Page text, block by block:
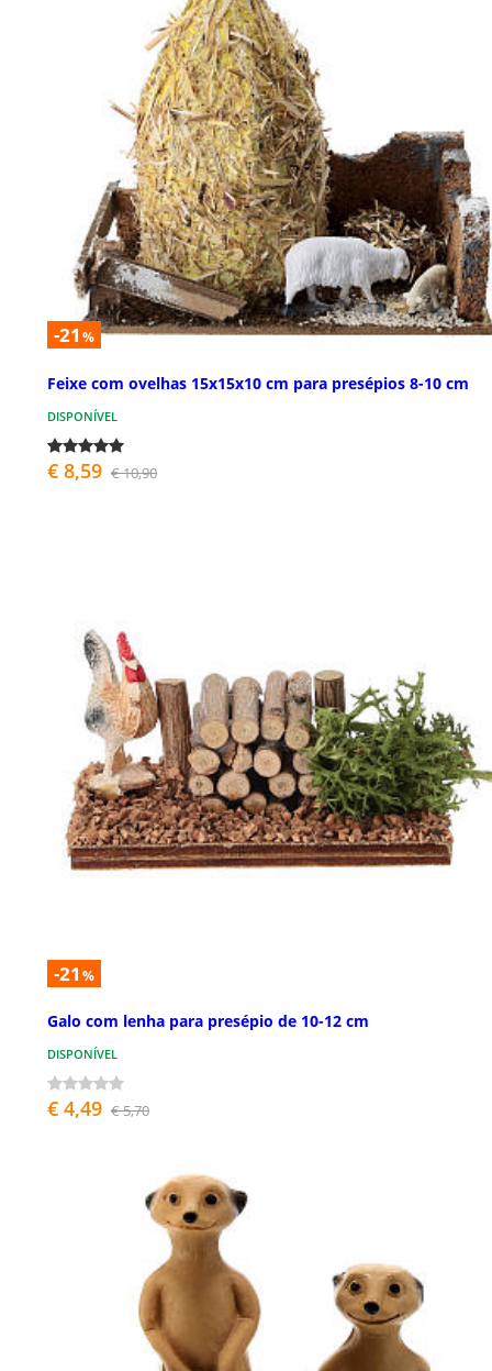
-21 %
Feixe com ovelhas 15x15x10 cm para presépios 8-10 cm
DISPONÍVEL
€ 8,59 € 10,90
-21 %
Galo com lenha para presépio de 10-12 cm
DISPONÍVEL
€ 4,49 € 5,70